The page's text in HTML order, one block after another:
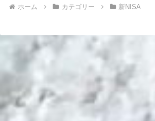
ホーム カテゴリー 新NISA